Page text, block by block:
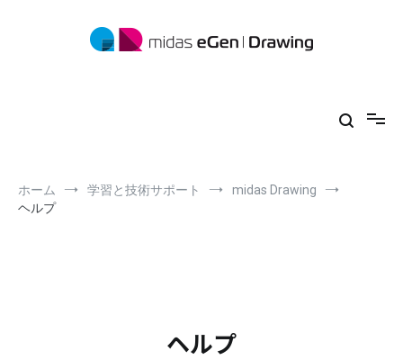
ホーム 学習と技術サポート
midas Drawing
ヘルプ
ヘルプ